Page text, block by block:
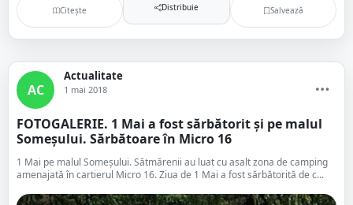
Citește Distribuie Salvează
AC
Actualitate
1 mai 2018
FOTOGALERIE. 1 Mai a fost sărbătorit și pe malul
Someșului. Sărbătoare în Micro 16
1 Mai pe malul Someșului. Sătmărenii au luat cu asalt zona de camping
amenajată în cartierul Micro 16. Ziua de 1 Mai a fost sărbătorită de c...